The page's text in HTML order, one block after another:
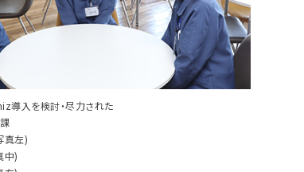
導入を検討・尽力された
真左)
中)